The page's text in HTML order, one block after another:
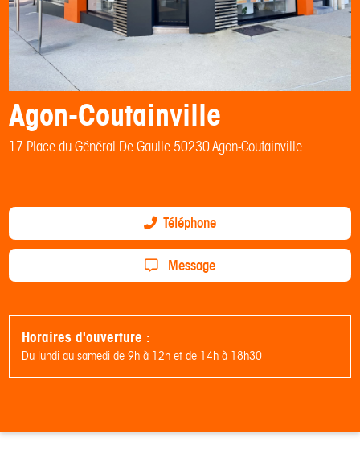
Agon-Coutainville
17 Place du Général De Gaulle 50230 Agon-Coutainville
Téléphone
Message
Horaires d'ouverture :
Du lundi au samedi de 9h à 12h et de 14h à 18h30